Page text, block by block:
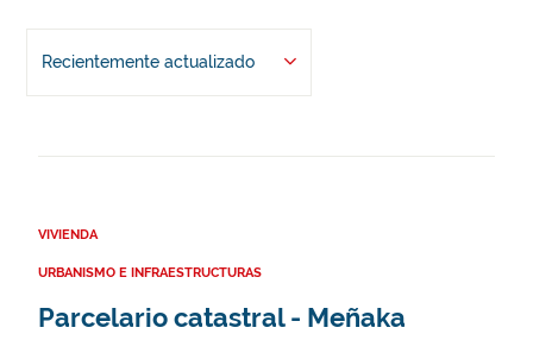
Recientemente actualizado
VIVIENDA
URBANISMO E INFRAESTRUCTURAS
Parcelario catastral - Meñaka